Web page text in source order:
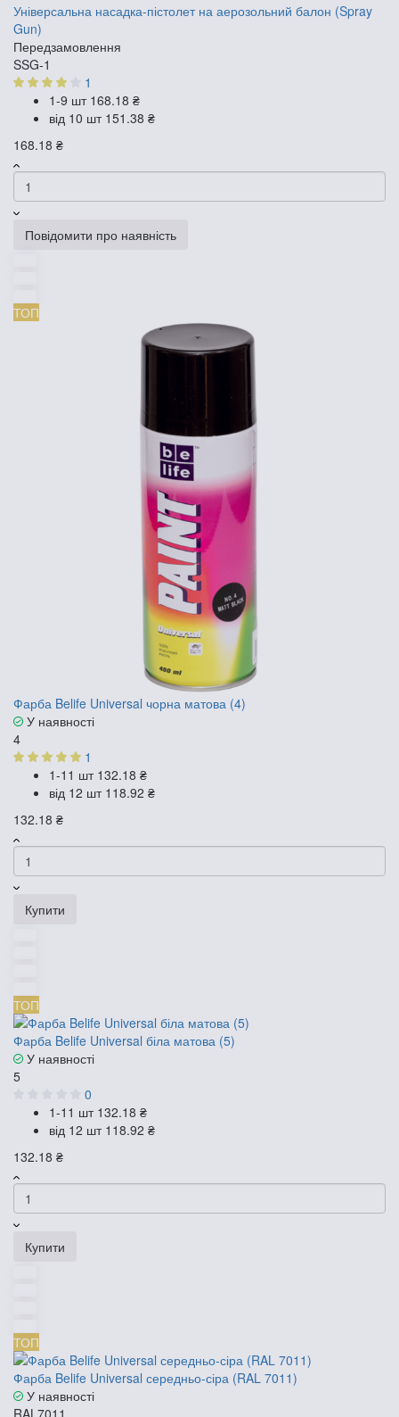
Універсальна насадка-пістолет на аерозольний балон (Spray
Gun)
Передзамовлення
SSG-1
1
1-9 шт 168.18 ₴
від 10 шт 151.38 ₴
168.18 ₴
Повідомити про наявність
ТОП
Фарба Belife Universal чорна матова (4)
У наявності
4
1
1-11 шт 132.18 ₴
від 12 шт 118.92 ₴
132.18 ₴
Купити
ТОП
Фарба Belife Universal біла матова (5)
У наявності
5
0
1-11 шт 132.18 ₴
від 12 шт 118.92 ₴
132.18 ₴
Купити
ТОП
Фарба Belife Universal середньо-сіра (RAL 7011)
У наявності
RAL7011